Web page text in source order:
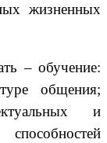
жизненных
обучение:
общения;
и